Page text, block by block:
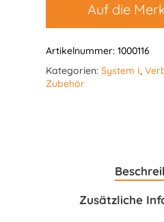
Auf die
Artikelnummer: 1000116
Kategorien: System I,
Zubehör
Zusätzliche